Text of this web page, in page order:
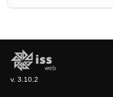
v. 3.10.2